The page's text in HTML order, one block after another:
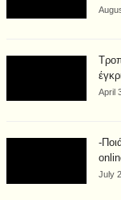
April
-
July